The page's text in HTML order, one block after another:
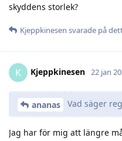
skyddens storlek?
Kjeppkinesen svarade på
K Kjeppkinesen 22 jan
ananas Vad säger
Jag har för mig att längre